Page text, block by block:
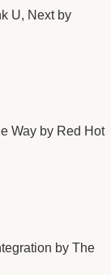
U, Next by
Way by Red Hot
by The